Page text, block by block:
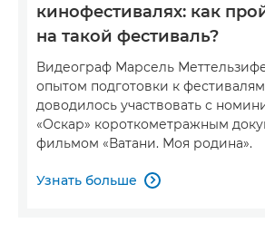
кинофестивалях: как
на такой фестиваль?
Видеограф Марсель
опытом подготовки к
доводилось участвовать с
«Оскар» короткометражным
фильмом «Ватани. Моя родина».
Узнать больше 